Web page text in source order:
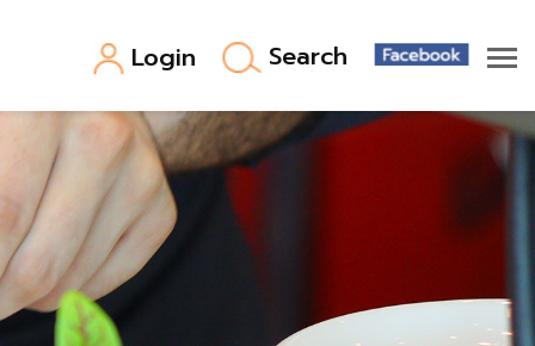
Login Search